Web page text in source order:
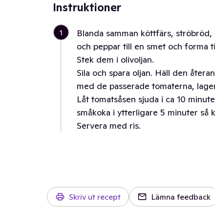
Instruktioner
1
Blanda samman köttfärs,
och peppar till en smet och forma
Stek dem i olivoljan.
Sila och spara oljan. Häll den
med de passerade tomaterna,
Låt tomatsåsen sjuda i ca 10
småkoka i ytterligare 5 minuter så
Servera med ris.
Skriv ut recept Lämna feedback